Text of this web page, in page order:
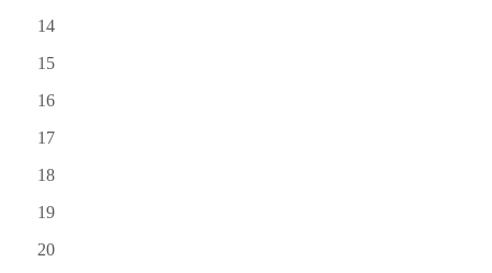
14
15
16
17
18
19
20